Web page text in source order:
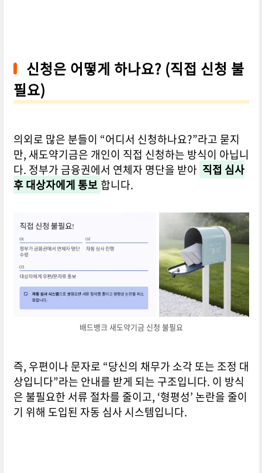
신청은 어떻게 하나요? (직접 신청 불
필요)
의외로 많은 분들이 “어디서 신청하나요?”라고 묻지
만, 새도약기금은 개인이 직접 신청하는 방식이 아닙니
다. 정부가 금융권에서 연체자 명단을 받아 직접 심사
후 대상자에게 통보 합니다.
배드뱅크 새도약기금 신청 불필요
즉, 우편이나 문자로 “당신의 채무가 소각 또는 조정 대
상입니다”라는 안내를 받게 되는 구조입니다. 이 방식
은 불필요한 서류 절차를 줄이고, ‘형평성’ 논란을 줄이
기 위해 도입된 자동 심사 시스템입니다.